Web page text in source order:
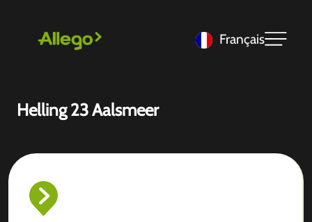
Français
Helling 23 Aalsmeer